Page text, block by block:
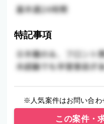
特記事項
※人気案件はお問い合わ
この案件・